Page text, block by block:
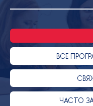
ВСЕ
ЧАСТО